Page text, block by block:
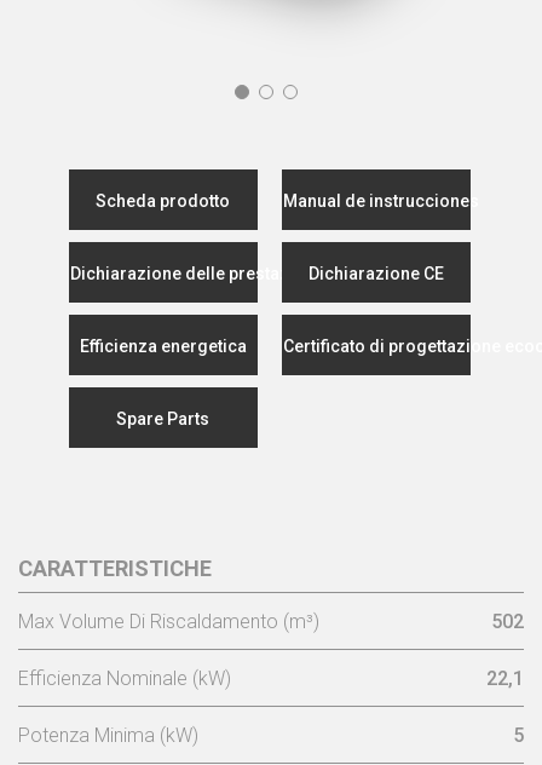
Scheda prodotto Manual de instrucciones
Dichiarazione delle prestazioniDichiarazione CE
Efficienza energetica Certificato di progettazione
Spare Parts
CARATTERISTICHE
Max Volume Di Riscaldamento (m³) 502
Efficienza Nominale (kW) 22,1
Potenza Minima (kW) 5